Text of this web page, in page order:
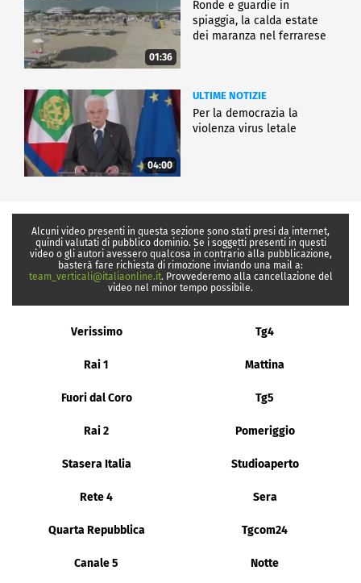
01:36
Ronde e guardie in
spiaggia, la calda estate
dei maranza nel ferrarese
04:00
ULTIME NOTIZIE
Per la democrazia la
violenza virus letale
Alcuni video presenti in questa sezione sono stati presi da internet,
quindi valutati di pubblico dominio. Se i soggetti presenti in questi
video o gli autori avessero qualcosa in contrario alla pubblicazione,
basterà fare richiesta di rimozione inviando una mail a:
team_verticali@italiaonline.it. Provvederemo alla cancellazione del
video nel minor tempo possibile.
Verissimo Tg4
Rai 1 Mattina
Fuori dal Coro Tg5
Rai 2 Pomeriggio
Stasera Italia Studioaperto
Rete 4 Sera
Quarta Repubblica Tgcom24
Canale 5 Notte